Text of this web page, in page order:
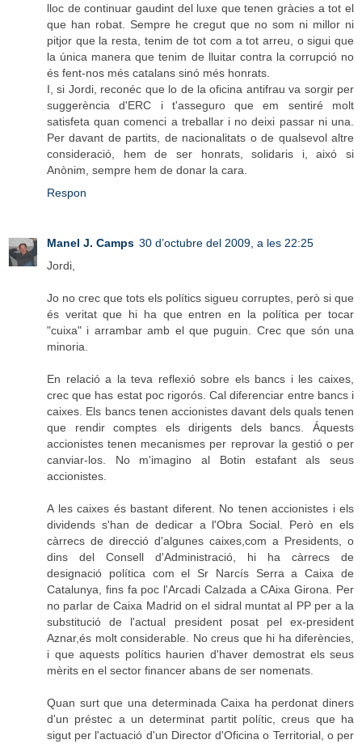
lloc de continuar gaudint del luxe que tenen gràcies a tot el
que han robat. Sempre he cregut que no som ni millor ni
pitjor que la resta, tenim de tot com a tot arreu, o sigui que
la única manera que tenim de lluitar contra la corrupció no
és fent-nos més catalans sinó més honrats.
I, si Jordi, reconéc que lo de la oficina antifrau va sorgir per
suggerència d'ERC i t'asseguro que em sentiré molt
satisfeta quan comenci a treballar i no deixi passar ni una.
Per davant de partits, de nacionalitats o de qualsevol altre
consideració, hem de ser honrats, solidaris i, aixó si
Anònim, sempre hem de donar la cara.
Respon
Manel J. Camps 30 d’octubre del 2009, a les 22:25
Jordi,
Jo no crec que tots els polítics sigueu corruptes, però si que
és veritat que hi ha que entren en la política per tocar
"cuixa" i arrambar amb el que puguin. Crec que són una
minoria.
En relació a la teva reflexió sobre els bancs i les caixes,
crec que has estat poc rigorós. Cal diferenciar entre bancs i
caixes. Els bancs tenen accionistes davant dels quals tenen
que rendir comptes els dirigents dels bancs. Áquests
accionistes tenen mecanismes per reprovar la gestió o per
canviar-los. No m'imagino al Botin estafant als seus
accionistes.
A les caixes és bastant diferent. No tenen accionistes i els
dividends s'han de dedicar a l'Obra Social. Però en els
càrrecs de direcció d'algunes caixes,com a Presidents, o
dins del Consell d'Administració, hi ha càrrecs de
designació política com el Sr Narcís Serra a Caixa de
Catalunya, fins fa poc l'Arcadi Calzada a CAixa Girona. Per
no parlar de Caixa Madrid on el sidral muntat al PP per a la
substitució de l'actual president posat pel ex-president
Aznar,és molt considerable. No creus que hi ha diferències,
i que aquests polítics haurien d'haver demostrat els seus
mèrits en el sector financer abans de ser nomenats.
Quan surt que una determinada Caixa ha perdonat diners
d'un préstec a un determinat partit polític, creus que ha
sigut per l'actuació d'un Director d'Oficina o Territorial, o per